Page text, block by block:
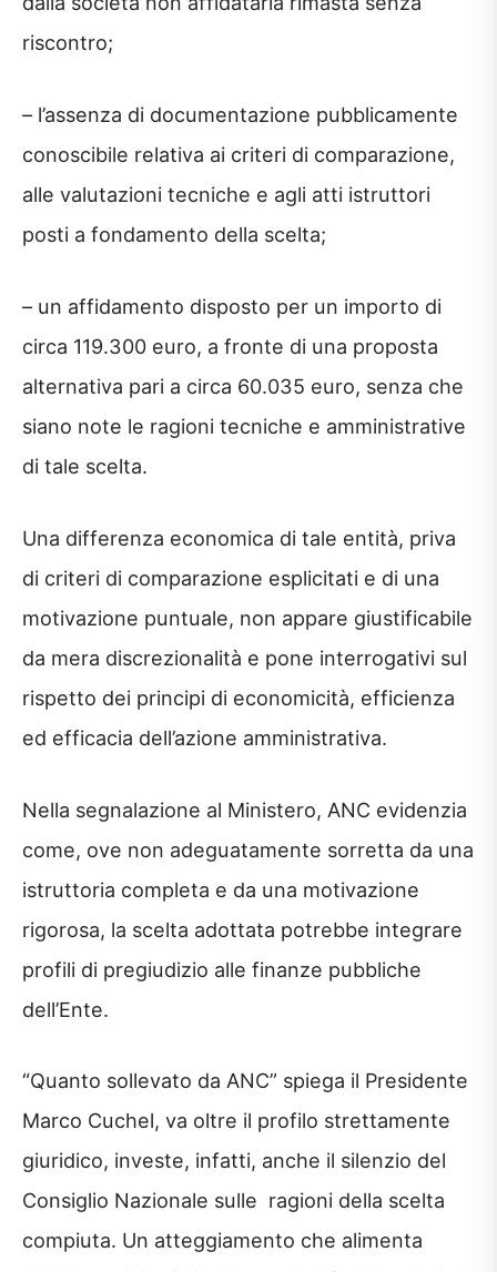
riscontro;
– l’assenza di documentazione pubblicamente
conoscibile relativa ai criteri di comparazione,
alle valutazioni tecniche e agli atti istruttori
posti a fondamento della scelta;
– un affidamento disposto per un importo di
circa 119.300 euro, a fronte di una proposta
alternativa pari a circa 60.035 euro, senza che
siano note le ragioni tecniche e amministrative
di tale scelta.
Una differenza economica di tale entità, priva
di criteri di comparazione esplicitati e di una
motivazione puntuale, non appare giustificabile
da mera discrezionalità e pone interrogativi sul
rispetto dei principi di economicità, efficienza
ed efficacia dell’azione amministrativa.
Nella segnalazione al Ministero, ANC evidenzia
come, ove non adeguatamente sorretta da una
istruttoria completa e da una motivazione
rigorosa, la scelta adottata potrebbe integrare
profili di pregiudizio alle finanze pubbliche
dell’Ente.
“Quanto sollevato da ANC” spiega il Presidente
Marco Cuchel, va oltre il profilo strettamente
giuridico, investe, infatti, anche il silenzio del
Consiglio Nazionale sulle ragioni della scelta
compiuta. Un atteggiamento che alimenta